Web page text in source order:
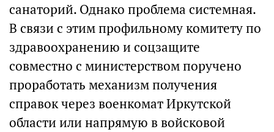
санаторий. Однако проблема системная.
В связи с этим профильному комитету по
здравоохранению и соцзащите
совместно с министерством поручено
проработать механизм получения
справок через военкомат Иркутской
области или напрямую в войсковой